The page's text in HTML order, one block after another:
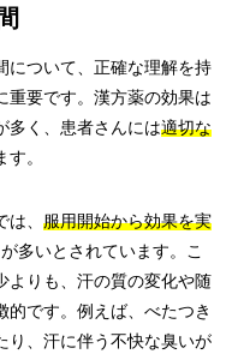
について、正確な理解を持
重要です。漢方薬の効果は
多く、患者さんには適切な
。
、 服用開始から効果を実
多いとされています。こ
よりも、汗の質の変化や随
です。例えば、べたつき
り、汗に伴う不快な臭いが